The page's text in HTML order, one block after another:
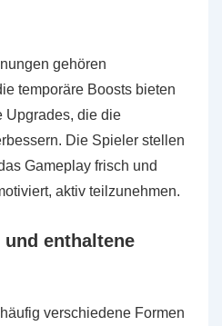
gehören
temporäre Boosts bieten
Upgrades, die die
Die Spieler stellen
Gameplay frisch und
aktiv teilzunehmen.
und enthaltene
verschiedene Formen